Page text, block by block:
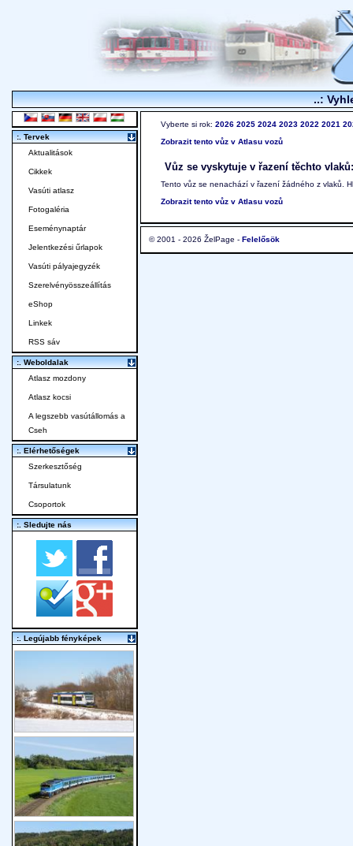
..:
Vyberte si rok: 2026 2025 2024 2023 2022 2021
Zobrazit tento vůz v Atlasu vozů
Vůz se vyskytuje v řazení těchto vlaků:
Tento vůz se nenachází v řazení žádného z vlaků.
Zobrazit tento vůz v Atlasu vozů
© 2001 - 2026 ŽelPage - Felelősök
:. Tervek
Aktualitások
Cikkek
Vasúti atlasz
Fotogaléria
Eseménynaptár
Jelentkezési űrlapok
Vasúti pályajegyzék
Szerelvényösszeállítás
eShop
Linkek
RSS sáv
:. Weboldalak
Atlasz mozdony
Atlasz kocsi
A legszebb vasútállomás a
Cseh
:. Elérhetőségek
Szerkesztőség
Társulatunk
Csoportok
:. Sledujte nás
:. Legújabb fényképek